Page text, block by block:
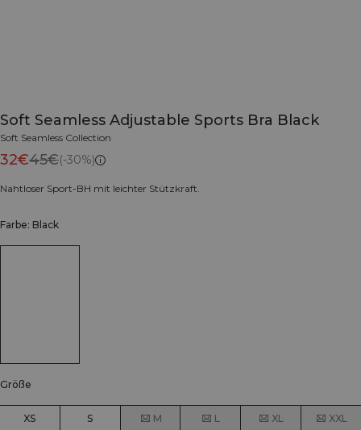
Soft Seamless Adjustable Sports Bra Black
Soft Seamless Collection
32€45€(-30%)
Nahtloser Sport-BH mit leichter Stützkraft.
Farbe: Black
Größe
XS S M L XL XXL